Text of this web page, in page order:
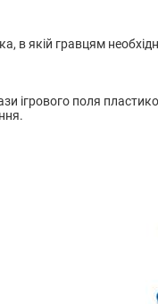
в якій гравцям
ігрового поля